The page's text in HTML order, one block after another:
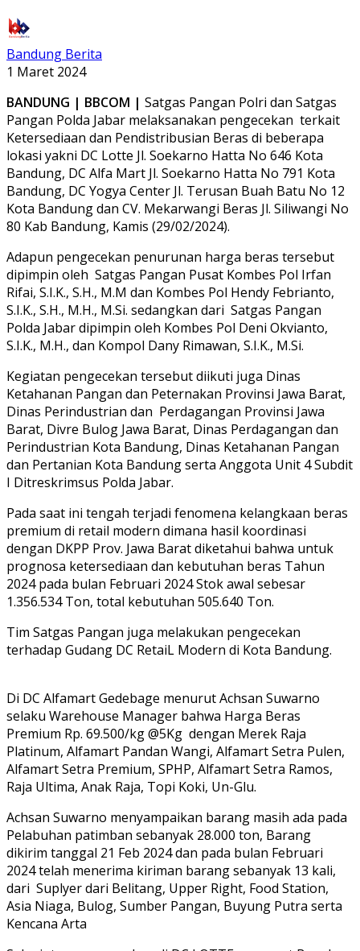
Bandung Berita
1 Maret 2024
BANDUNG | BBCOM | Satgas Pangan Polri dan Satgas
Pangan Polda Jabar melaksanakan pengecekan terkait
Ketersediaan dan Pendistribusian Beras di beberapa
lokasi yakni DC Lotte Jl. Soekarno Hatta No 646 Kota
Bandung, DC Alfa Mart Jl. Soekarno Hatta No 791 Kota
Bandung, DC Yogya Center Jl. Terusan Buah Batu No 12
Kota Bandung dan CV. Mekarwangi Beras Jl. Siliwangi No
80 Kab Bandung, Kamis (29/02/2024).
Adapun pengecekan penurunan harga beras tersebut
dipimpin oleh Satgas Pangan Pusat Kombes Pol Irfan
Rifai, S.I.K., S.H., M.M dan Kombes Pol Hendy Febrianto,
S.I.K., S.H., M.H., M.Si. sedangkan dari Satgas Pangan
Polda Jabar dipimpin oleh Kombes Pol Deni Okvianto,
S.I.K., M.H., dan Kompol Dany Rimawan, S.I.K., M.Si.
Kegiatan pengecekan tersebut diikuti juga Dinas
Ketahanan Pangan dan Peternakan Provinsi Jawa Barat,
Dinas Perindustrian dan Perdagangan Provinsi Jawa
Barat, Divre Bulog Jawa Barat, Dinas Perdagangan dan
Perindustrian Kota Bandung, Dinas Ketahanan Pangan
dan Pertanian Kota Bandung serta Anggota Unit 4 Subdit
I Ditreskrimsus Polda Jabar.
Pada saat ini tengah terjadi fenomena kelangkaan beras
premium di retail modern dimana hasil koordinasi
dengan DKPP Prov. Jawa Barat diketahui bahwa untuk
prognosa ketersediaan dan kebutuhan beras Tahun
2024 pada bulan Februari 2024 Stok awal sebesar
1.356.534 Ton, total kebutuhan 505.640 Ton.
Tim Satgas Pangan juga melakukan pengecekan
terhadap Gudang DC RetaiL Modern di Kota Bandung.
Di DC Alfamart Gedebage menurut Achsan Suwarno
selaku Warehouse Manager bahwa Harga Beras
Premium Rp. 69.500/kg @5Kg dengan Merek Raja
Platinum, Alfamart Pandan Wangi, Alfamart Setra Pulen,
Alfamart Setra Premium, SPHP, Alfamart Setra Ramos,
Raja Ultima, Anak Raja, Topi Koki, Un-Glu.
Achsan Suwarno menyampaikan barang masih ada pada
Pelabuhan patimban sebanyak 28.000 ton, Barang
dikirim tanggal 21 Feb 2024 dan pada bulan Februari
2024 telah menerima kiriman barang sebanyak 13 kali,
dari Suplyer dari Belitang, Upper Right, Food Station,
Asia Niaga, Bulog, Sumber Pangan, Buyung Putra serta
Kencana Arta